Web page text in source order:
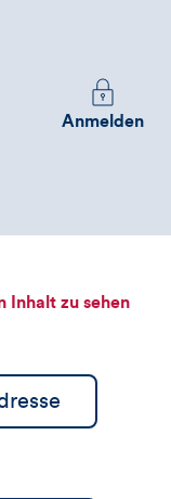
Melden
Sie
sehen
Anmelden
Inhalt zu sehen